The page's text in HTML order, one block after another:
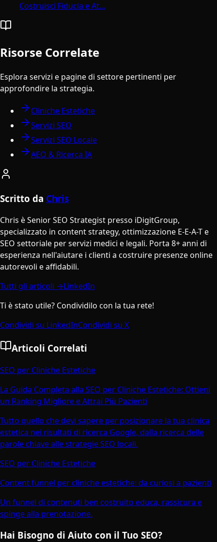
Costruisci Fiducia e At...
Risorse Correlate
Esplora servizi e pagine di settore pertinenti per
approfondire la strategia.
Cliniche Estetiche
Servizi SEO
Servizi SEO Locale
AEO & Ricerca IA
Scritto da Chris
Chris è Senior SEO Strategist presso iDigitGroup,
specializzato in content strategy, ottimizzazione E-E-A-T e
SEO settoriale per servizi medici e legali. Porta 8+ anni di
esperienza nell'aiutare i clienti a costruire presenze online
autorevoli e affidabili.
Tutti gli articoli →LinkedIn
Ti è stato utile? Condividilo con la tua rete!
Condividi su LinkedInCondividi su X
Articoli Correlati
SEO per Cliniche Estetiche
La Guida Completa alla SEO per Cliniche Estetiche: Ottieni
un Ranking Migliore e Attrai Più Pazienti
Tutto quello che devi sapere per posizionare la tua clinica
estetica nei risultati di ricerca Google, dalla ricerca delle
parole chiave alle strategie SEO locali.
SEO per Cliniche Estetiche
Content funnel per cliniche estetiche: da curiosi a pazienti
Un funnel di contenuti ben costruito educa, rassicura e
spinge alla prenotazione.
Hai Bisogno di Aiuto con il Tuo SEO?